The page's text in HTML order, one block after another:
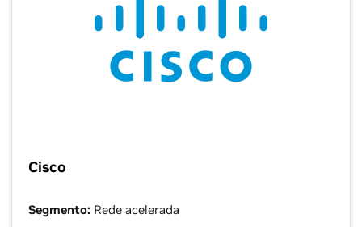
Cisco
Segmento: Rede acelerada